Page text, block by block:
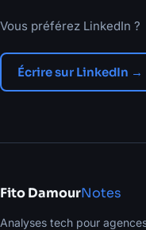
Vous préférez LinkedIn ?
Écrire sur LinkedIn →
Fito DamourNotes
Analyses tech pour